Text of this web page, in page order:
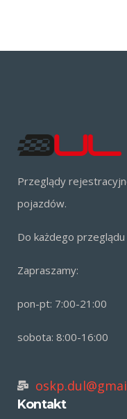
Przeglądy
pojazdów.
Do każdego
Zapraszamy:
pon-pt: 7:00-21:00
sobota: 8:00-16:00
Kontakt